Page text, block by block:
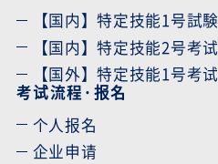
【国内】特定技能1号試験
【国内】特定技能2号考试
【国外】特定技能1号考试
考试流程·报名
个人报名
企业申请